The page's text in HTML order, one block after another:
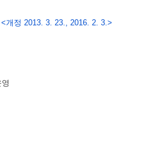
<개정 2013. 3. 23., 2016. 2. 3.>